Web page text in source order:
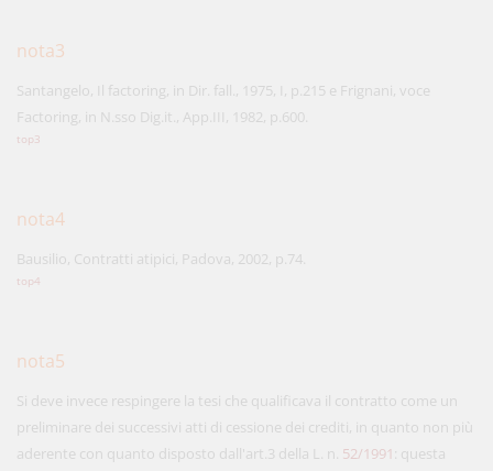
nota3
Santangelo, Il factoring, in Dir. fall., 1975, I, p.215 e Frignani, voce
Factoring, in N.sso Dig.it., App.III, 1982, p.600.
top3
nota4
Bausilio, Contratti atipici, Padova, 2002, p.74.
top4
nota5
Si deve invece respingere la tesi che qualificava il contratto come un
preliminare dei successivi atti di cessione dei crediti, in quanto non più
aderente con quanto disposto dall'art.3 della L. n. 52/1991 : questa